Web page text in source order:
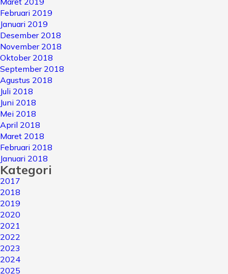
Februari 2019
Januari 2019
Desember 2018
November 2018
Oktober 2018
September 2018
Agustus 2018
Juli 2018
Juni 2018
Mei 2018
April 2018
Maret 2018
Februari 2018
Januari 2018
Kategori
2017
2018
2019
2020
2021
2022
2023
2024
2025